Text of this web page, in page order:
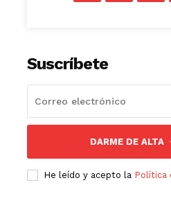
Suscríbete
DARME DE ALTA
He leído y acepto la Política